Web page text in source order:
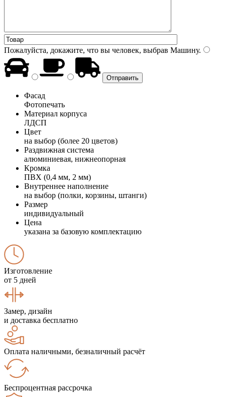
Пожалуйста, докажите, что вы человек, выбрав Машину.
Фасад
Фотопечать
Материал корпуса
ЛДСП
Цвет
на выбор (более 20 цветов)
Раздвижная система
алюминиевая, нижнеопорная
Кромка
ПВХ (0,4 мм, 2 мм)
Внутреннее наполнение
на выбор (полки, корзины, штанги)
Размер
индивидуальный
Цена
указана за базовую комплектацию
Изготовление
от 5 дней
Замер, дизайн
и доставка бесплатно
Оплата наличными, безналичный расчёт
Беспроцентная рассрочка